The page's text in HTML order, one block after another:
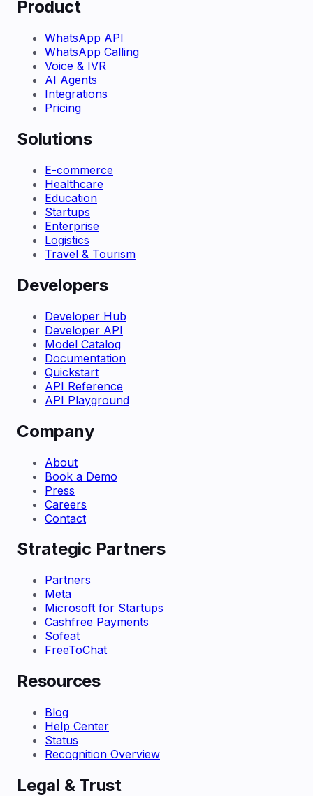
Product
WhatsApp API
WhatsApp Calling
Voice & IVR
AI Agents
Integrations
Pricing
Solutions
E-commerce
Healthcare
Education
Startups
Enterprise
Logistics
Travel & Tourism
Developers
Developer Hub
Developer API
Model Catalog
Documentation
Quickstart
API Reference
API Playground
Company
About
Book a Demo
Press
Careers
Contact
Strategic Partners
Partners
Meta
Microsoft for Startups
Cashfree Payments
Sofeat
FreeToChat
Resources
Blog
Help Center
Status
Recognition Overview
Legal & Trust